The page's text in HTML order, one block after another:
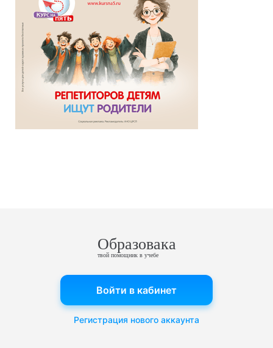
Образовака
твой помощник в учебе
Войти в кабинет
Регистрация нового аккаунта